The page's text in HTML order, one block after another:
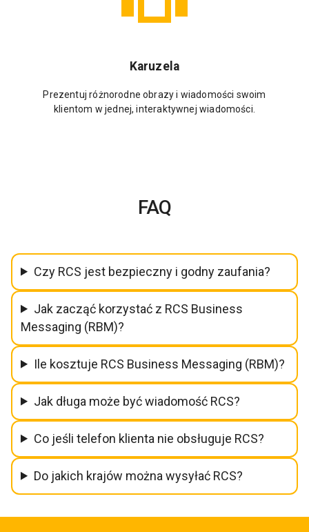
Karuzela
Prezentuj różnorodne obrazy i wiadomości swoim
klientom w jednej, interaktywnej wiadomości.
FAQ
Czy RCS jest bezpieczny i godny zaufania?
Jak zacząć korzystać z RCS Business
Messaging (RBM)?
Ile kosztuje RCS Business Messaging (RBM)?
Jak długa może być wiadomość RCS?
Co jeśli telefon klienta nie obsługuje RCS?
Do jakich krajów można wysyłać RCS?